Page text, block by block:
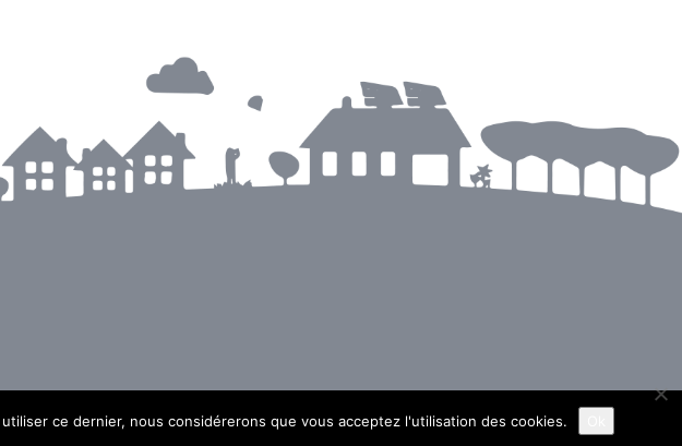
ce dernier, nous considérerons que vous acceptez l'utilisation des cookies.